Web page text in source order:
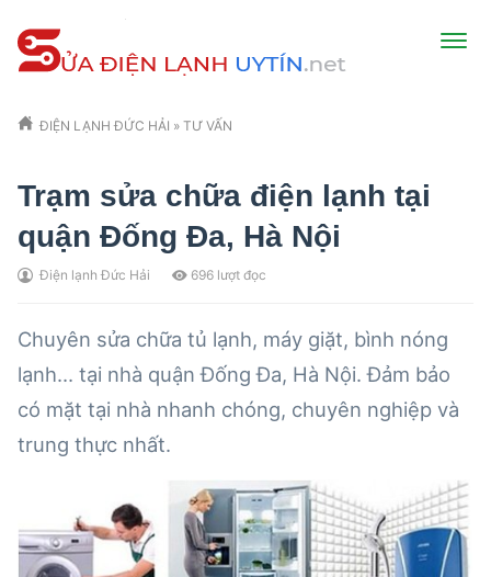
ĐIỆN LẠNH ĐỨC HẢI » TƯ VẤN
Trạm sửa chữa điện lạnh tại
quận Đống Đa, Hà Nội
Điện lạnh Đức Hải 696 lượt đọc
Chuyên sửa chữa tủ lạnh, máy giặt, bình nóng
lạnh… tại nhà quận Đống Đa, Hà Nội. Đảm bảo
có mặt tại nhà nhanh chóng, chuyên nghiệp và
trung thực nhất.